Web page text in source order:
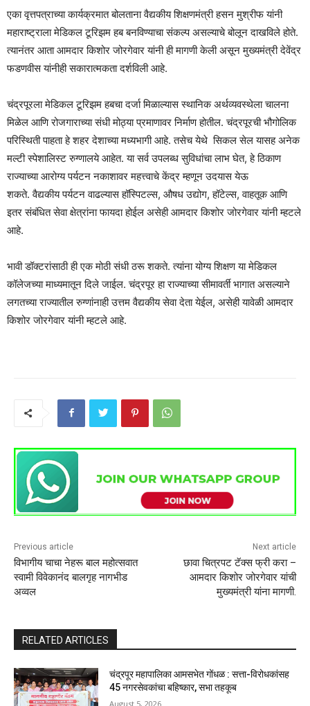
एका वृत्तपत्राच्या कार्यक्रमात बोलताना वैद्यकीय शिक्षणमंत्री हसन मुश्रीफ यांनी
महाराष्ट्राला मेडिकल टूरिझम हब बनविण्याचा संकल्प असल्याचे बोलून दाखविले होते.
त्यानंतर आता आमदार किशोर जोरगेवार यांनी ही मागणी केली असून मुख्यमंत्री देवेंद्र
फडणवीस यांनीही सकारात्मकता दर्शविली आहे.
चंद्रपूरला मेडिकल टूरिझम हबचा दर्जा मिळाल्यास स्थानिक अर्थव्यवस्थेला चालना
मिळेल आणि रोजगाराच्या संधी मोठ्या प्रमाणावर निर्माण होतील. चंद्रपूरची भौगोलिक
परिस्थिती पाहता हे शहर देशाच्या मध्यभागी आहे. तसेच येथे सिकल सेल यासह अनेक
मल्टी स्पेशालिस्ट रुग्णालये आहेत. या सर्व उपलब्ध सुविधांचा लाभ घेत, हे ठिकाण
राज्याच्या आरोग्य पर्यटन नकाशावर महत्त्वाचे केंद्र म्हणून उदयास येऊ
शकते. वैद्यकीय पर्यटन वाढल्यास हॉस्पिटल्स, औषध उद्योग, हॉटेल्स, वाहतूक आणि
इतर संबंधित सेवा क्षेत्रांना फायदा होईल असेही आमदार किशोर जोरगेवार यांनी म्हटले
आहे.
भावी डॉक्टरांसाठी ही एक मोठी संधी ठरू शकते. त्यांना योग्य शिक्षण या मेडिकल
कॉलेजच्या माध्यमातून दिले जाईल. चंद्रपूर हा राज्याच्या सीमावर्ती भागात असल्याने
लगतच्या राज्यातील रुग्णांनाही उत्तम वैद्यकीय सेवा देता येईल, असेही यावेळी आमदार
किशोर जोरगेवार यांनी म्हटले आहे.
Previous article
विभागीय चाचा नेहरू बाल महोत्सवात
स्वामी विवेकानंद बालगृह नागभीड
अव्वल
Next article
छावा चित्रपट टॅक्स फ्री करा –
आमदार किशोर जोरगेवार यांची
मुख्यमंत्री यांना मागणी.
RELATED ARTICLES
चंद्रपूर महापालिका आमसभेत गोंधळ : सत्ता-विरोधकांसह
45 नगरसेवकांचा बहिष्कार, सभा तहकूब
August 5, 2026